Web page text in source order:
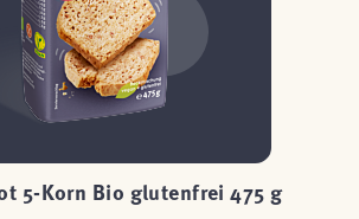
5-Korn Bio glutenfrei 475 g